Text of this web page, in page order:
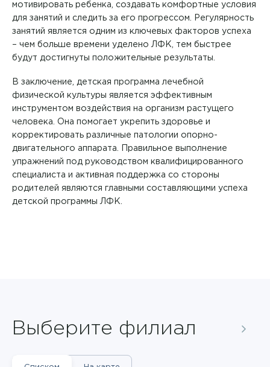
мотивировать ребенка, создавать комфортные условия
для занятий и следить за его прогрессом. Регулярность
занятий является одним из ключевых факторов успеха
– чем больше времени уделено ЛФК, тем быстрее
будут достигнуты положительные результаты.
В заключение, детская программа лечебной
физической культуры является эффективным
инструментом воздействия на организм растущего
человека. Она помогает укрепить здоровье и
корректировать различные патологии опорно-
двигательного аппарата. Правильное выполнение
упражнений под руководством квалифицированного
специалиста и активная поддержка со стороны
родителей являются главными составляющими успеха
детской программы ЛФК.
Выберите филиал